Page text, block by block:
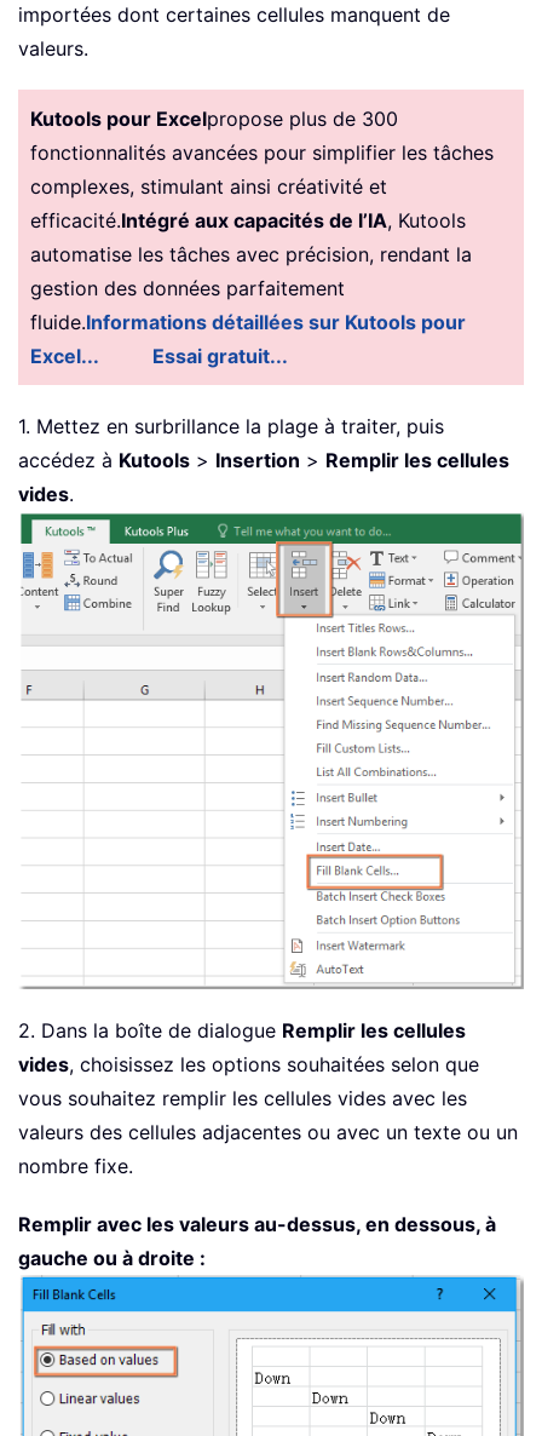
importées dont certaines cellules manquent de
valeurs.
Kutools pour Excelpropose plus de 300
fonctionnalités avancées pour simplifier les tâches
complexes, stimulant ainsi créativité et
efficacité.Intégré aux capacités de l’IA, Kutools
automatise les tâches avec précision, rendant la
gestion des données parfaitement
fluide.Informations détaillées sur Kutools pour
Excel...
Essai gratuit...
1. Mettez en surbrillance la plage à traiter, puis
accédez à Kutools > Insertion > Remplir les cellules
vides.
2. Dans la boîte de dialogue Remplir les cellules
vides, choisissez les options souhaitées selon que
vous souhaitez remplir les cellules vides avec les
valeurs des cellules adjacentes ou avec un texte ou un
nombre fixe.
Remplir avec les valeurs au-dessus, en dessous, à
gauche ou à droite :